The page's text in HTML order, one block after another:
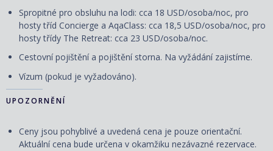
Spropitné pro obsluhu na lodi: cca 18 USD/osoba/noc, pro
hosty tříd Concierge a AqaClass: cca 18,5 USD/osoba/noc, pro
hosty třídy The Retreat: cca 23 USD/osoba/noc.
Cestovní pojištění a pojištění storna. Na vyžádání zajistíme.
Vízum (pokud je vyžadováno).
UPOZORNĚNÍ
Ceny jsou pohyblivé a uvedená cena je pouze orientační.
Aktuální cena bude určena v okamžiku nezávazné rezervace.